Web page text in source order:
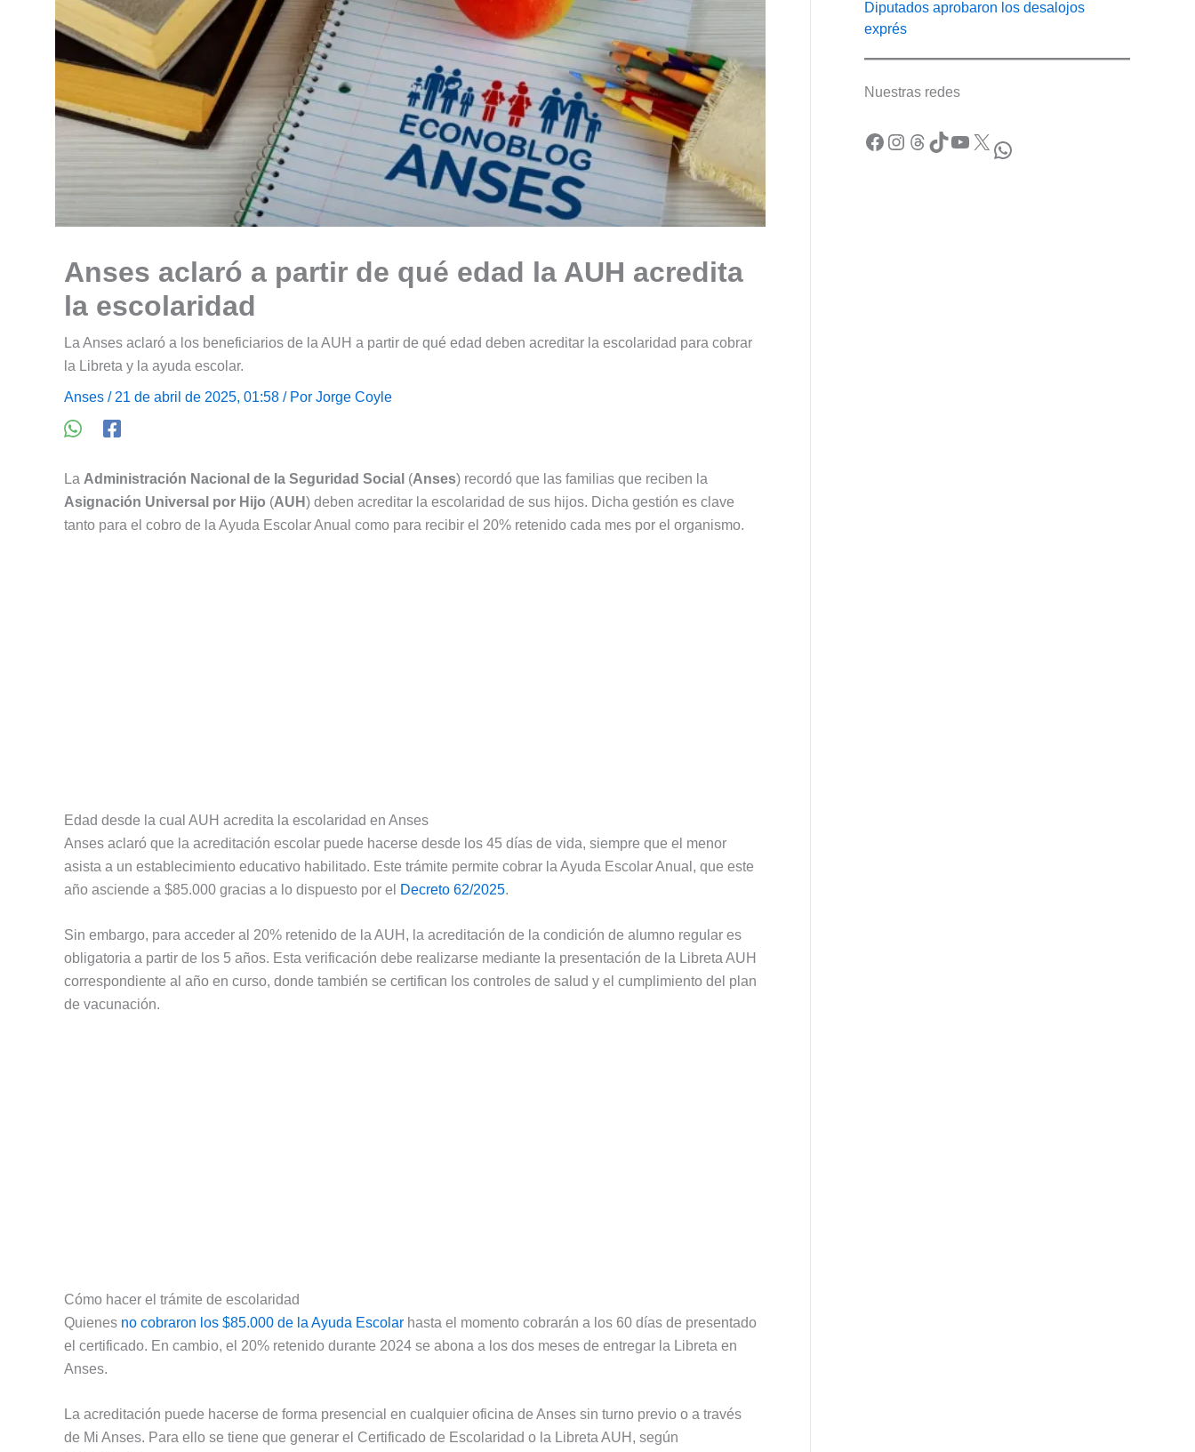
Anses aclaró a partir de qué edad la AUH acredita
la escolaridad
La Anses aclaró a los beneficiarios de la AUH a partir de qué edad deben acreditar la escolaridad para cobrar
la Libreta y la ayuda escolar.
Anses / 21 de abril de 2025, 01:58 / Por Jorge Coyle
La Administración Nacional de la Seguridad Social (Anses) recordó que las familias que reciben la
Asignación Universal por Hijo (AUH ) deben acreditar la escolaridad de sus hijos. Dicha gestión es clave
tanto para el cobro de la Ayuda Escolar Anual como para recibir el 20% retenido cada mes por el organismo.
Edad desde la cual AUH acredita la escolaridad en Anses
Anses aclaró que la acreditación escolar puede hacerse desde los 45 días de vida, siempre que el menor
asista a un establecimiento educativo habilitado. Este trámite permite cobrar la Ayuda Escolar Anual, que este
año asciende a $85.000 gracias a lo dispuesto por el
Decreto 62/2025.
Sin embargo, para acceder al 20% retenido de la AUH, la acreditación de la condición de alumno regular es
obligatoria a partir de los 5 años. Esta verificación debe realizarse mediante la presentación de la Libreta AUH
correspondiente al año en curso, donde también se certifican los controles de salud y el cumplimiento del plan
de vacunación.
Cómo hacer el trámite de escolaridad
Quienes no cobraron los $85.000 de la Ayuda Escolar hasta el momento cobrarán a los 60 días de presentado
el certificado. En cambio, el 20% retenido durante 2024 se abona a los dos meses de entregar la Libreta en
Anses.
La acreditación puede hacerse de forma presencial en cualquier oficina de Anses sin turno previo o a través
de Mi Anses. Para ello se tiene que generar el Certificado de Escolaridad o la Libreta AUH, según
Diputados aprobaron los desalojos
exprés
Nuestras redes
Facebook Instagram Threads TikTok YouTube X WhatsApp